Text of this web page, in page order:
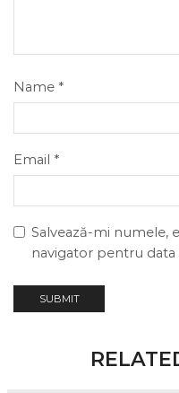
Name *
Email *
Salvează-mi numele,
navigator pentru